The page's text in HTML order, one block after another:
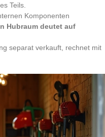
Teils.
Komponenten
Hubraum deutet auf
separat verkauft, rechnet mit